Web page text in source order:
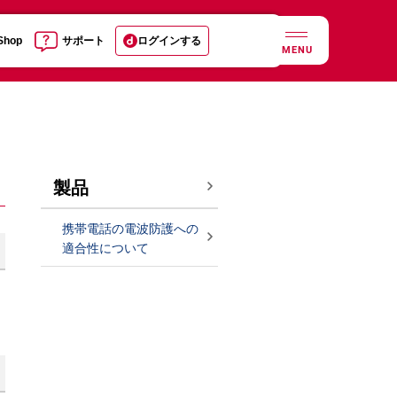
サポート ログインする
MENU
製品
携帯電話の電波防護への
適合性について